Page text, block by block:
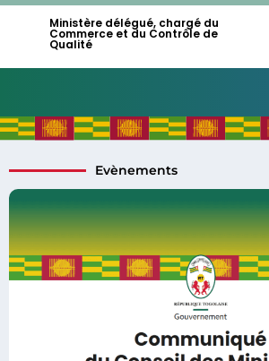
Ministère délégué, chargé du
Commerce et du Contrôle de
Qualité
Evènements